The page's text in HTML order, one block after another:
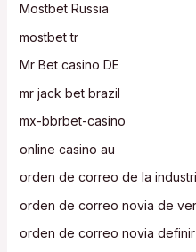
Mostbet Russia
mostbet tr
Mr Bet casino DE
mr jack bet brazil
mx-bbrbet-casino
online casino au
orden de correo de la
orden de correo novia de
orden de correo novia definir